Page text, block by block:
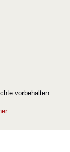
vorbehalten.